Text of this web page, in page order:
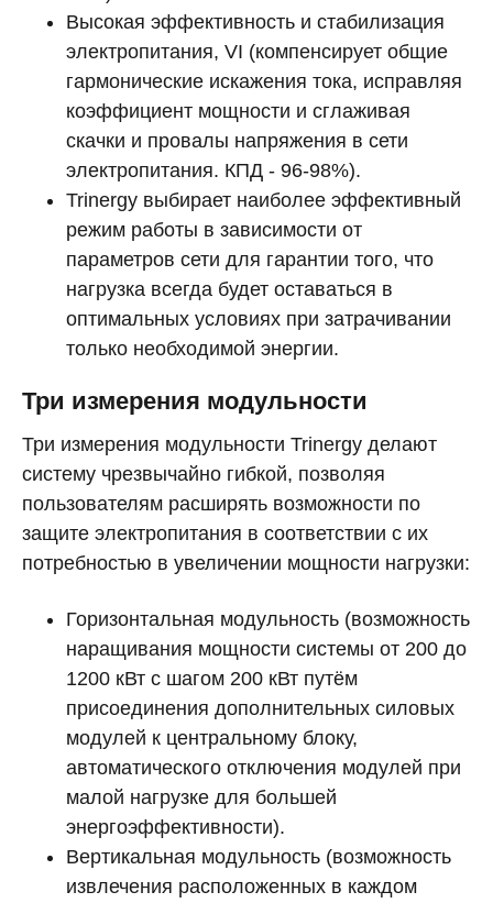
Высокая эффективность и стабилизация
электропитания, VI (компенсирует общие
гармонические искажения тока, исправляя
коэффициент мощности и сглаживая
скачки и провалы напряжения в сети
электропитания. КПД - 96-98%).
Trinergy выбирает наиболее эффективный
режим работы в зависимости от
параметров сети для гарантии того, что
нагрузка всегда будет оставаться в
оптимальных условиях при затрачивании
только необходимой энергии.
Три измерения модульности
Три измерения модульности Trinergy делают
систему чрезвычайно гибкой, позволяя
пользователям расширять возможности по
защите электропитания в соответствии с их
потребностью в увеличении мощности нагрузки:
Горизонтальная модульность (возможность
наращивания мощности системы от 200 до
1200 кВт с шагом 200 кВт путём
присоединения дополнительных силовых
модулей к центральному блоку,
автоматического отключения модулей при
малой нагрузке для большей
энергоэффективности).
Вертикальная модульность (возможность
извлечения расположенных в каждом